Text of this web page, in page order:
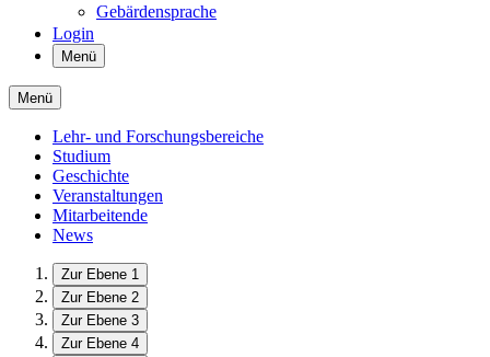
Gebärdensprache
Login
Menü
Menü
Lehr- und Forschungsbereiche
Studium
Geschichte
Veranstaltungen
Mitarbeitende
News
Zur Ebene 1
Zur Ebene 2
Zur Ebene 3
Zur Ebene 4